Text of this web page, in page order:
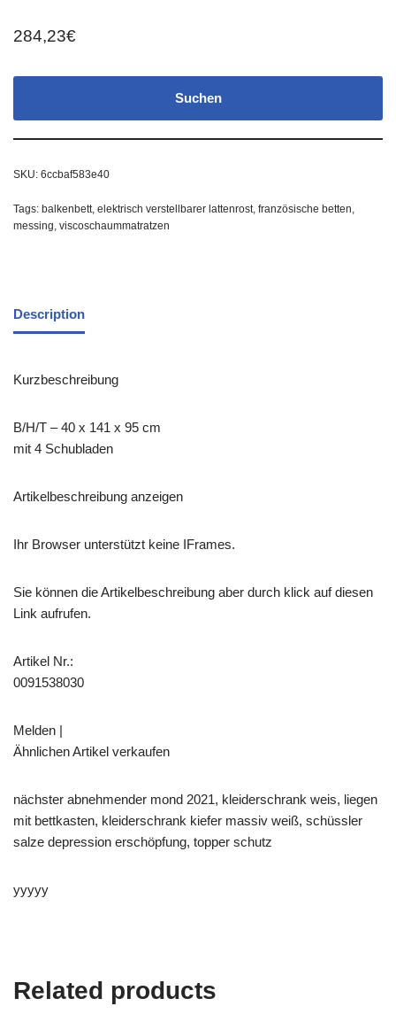
284,23€
Suchen
SKU: 6ccbaf583e40
Tags: balkenbett, elektrisch verstellbarer lattenrost, französische betten,
messing, viscoschaummatratzen
Description
Kurzbeschreibung
B/H/T – 40 x 141 x 95 cm
mit 4 Schubladen
Artikelbeschreibung anzeigen
Ihr Browser unterstützt keine IFrames.
Sie können die Artikelbeschreibung aber durch klick auf diesen
Link aufrufen.
Artikel Nr.:
0091538030
Melden |
Ähnlichen Artikel verkaufen
nächster abnehmender mond 2021, kleiderschrank weis, liegen
mit bettkasten, kleiderschrank kiefer massiv weiß, schüssler
salze depression erschöpfung, topper schutz
yyyyy
Related products